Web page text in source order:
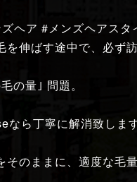
ヘア #メンズヘアス
を伸ばす途中で、必ず
の量｣ 問題。
なら丁寧に解消致しま
そのままに、適度な毛